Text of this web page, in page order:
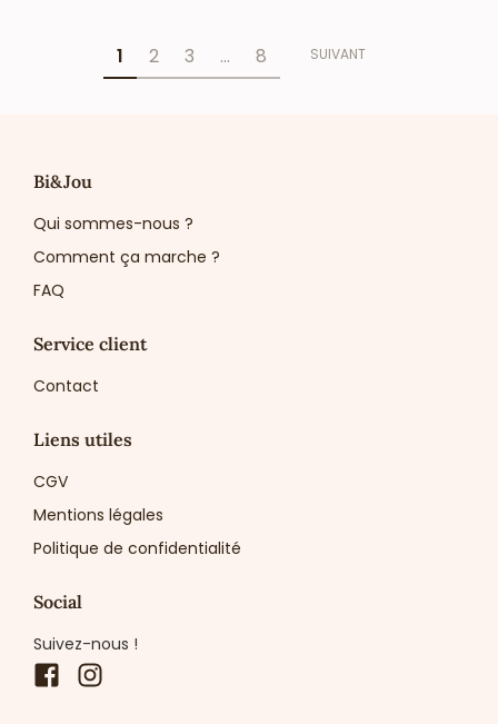
1 2 3 … 8 SUIVANT
Bi&Jou
Qui sommes-nous ?
Comment ça marche ?
FAQ
Service client
Contact
Liens utiles
CGV
Mentions légales
Politique de confidentialité
Social
Suivez-nous !
Facebook